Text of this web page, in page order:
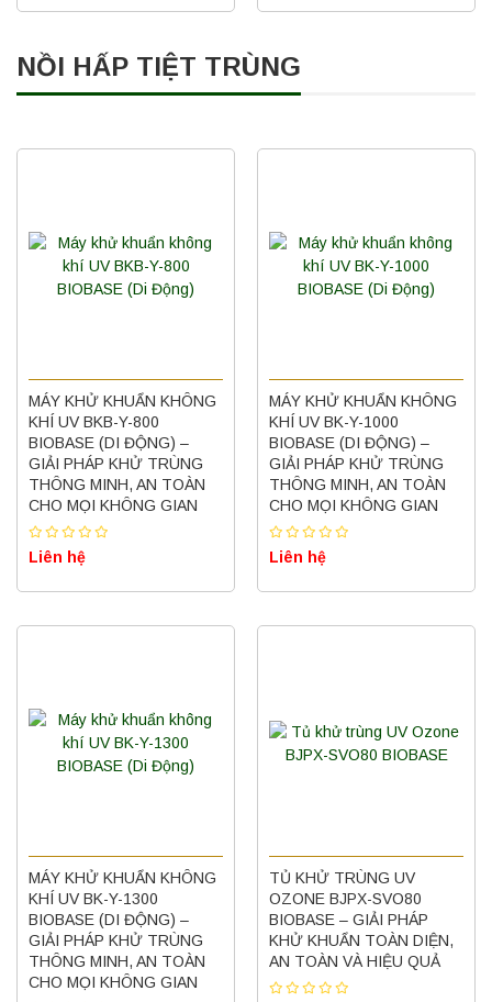
NỒI HẤP TIỆT TRÙNG
MÁY KHỬ KHUẨN KHÔNG
KHÍ UV BKB-Y-800
BIOBASE (DI ĐỘNG) –
GIẢI PHÁP KHỬ TRÙNG
THÔNG MINH, AN TOÀN
CHO MỌI KHÔNG GIAN
Liên hệ
MÁY KHỬ KHUẨN KHÔNG
KHÍ UV BK-Y-1000
BIOBASE (DI ĐỘNG) –
GIẢI PHÁP KHỬ TRÙNG
THÔNG MINH, AN TOÀN
CHO MỌI KHÔNG GIAN
Liên hệ
MÁY KHỬ KHUẨN KHÔNG
KHÍ UV BK-Y-1300
BIOBASE (DI ĐỘNG) –
GIẢI PHÁP KHỬ TRÙNG
THÔNG MINH, AN TOÀN
CHO MỌI KHÔNG GIAN
TỦ KHỬ TRÙNG UV
OZONE BJPX-SVO80
BIOBASE – GIẢI PHÁP
KHỬ KHUẨN TOÀN DIỆN,
AN TOÀN VÀ HIỆU QUẢ